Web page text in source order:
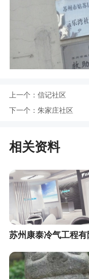
上一个： 信记社区
下一个： 朱家庄社区
相关资料